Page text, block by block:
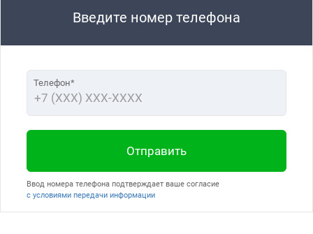
Введите номер телефона
Телефон*
Ввод номера телефона подтверждает ваше согласие
с условиями передачи информации
Отправить